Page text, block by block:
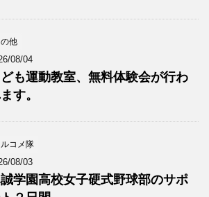
他
08/04
も運動教室、無料体験会が行わ
す。
コメ隊
08/03
学園高校女子硬式野球部のサポ